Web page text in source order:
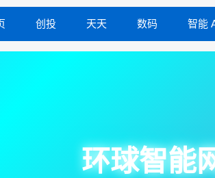
创投 天天 数码 智能
环球智能